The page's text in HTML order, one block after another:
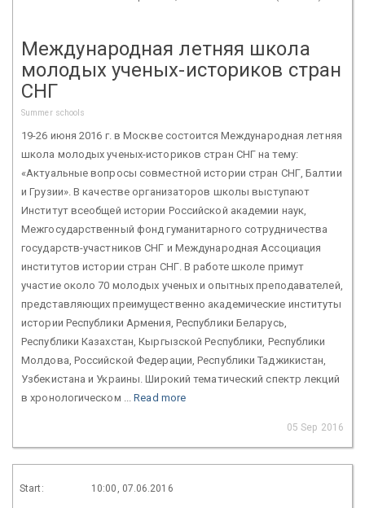
Международная летняя школа
молодых ученых-историков стран
СНГ
Summer schools
19-26 июня 2016 г. в Москве состоится Международная летняя
школа молодых ученых-историков стран СНГ на тему:
«Актуальные вопросы совместной истории стран СНГ, Балтии
и Грузии». В качестве организаторов школы выступают
Институт всеобщей истории Российской академии наук,
Межгосударственный фонд гуманитарного сотрудничества
государств-участников СНГ и Международная Ассоциация
институтов истории стран СНГ. В работе школе примут
участие около 70 молодых ученых и опытных преподавателей,
представляющих преимущественно академические институты
истории Республики Армения, Республики Беларусь,
Республики Казахстан, Кыргызской Республики, Республики
Молдова, Российской Федерации, Республики Таджикистан,
Узбекистана и Украины. Широкий тематический спектр лекций
в хронологическом ...Read more
05 Sep 2016
Start: 10:00, 07.06.2016